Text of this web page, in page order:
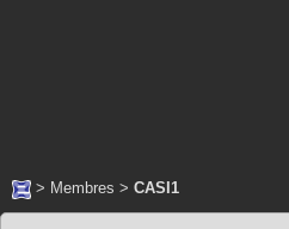
> Membres > CASI1